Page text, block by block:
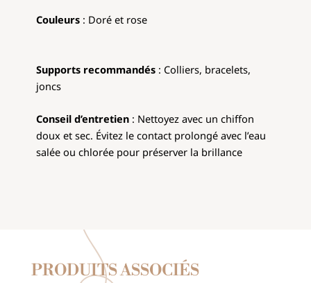
Couleurs : Doré et rose
Supports recommandés : Colliers, bracelets,
joncs
Conseil d’entretien : Nettoyez avec un chiffon
doux et sec. Évitez le contact prolongé avec l’eau
salée ou chlorée pour préserver la brillance
PRODUITS ASSOCIÉS